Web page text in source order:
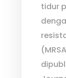
tidur